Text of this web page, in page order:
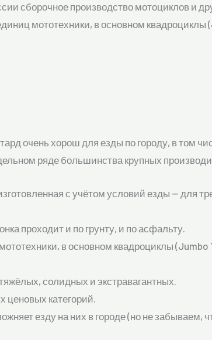
сборочное производство мотоциклов и
мототехники, в основном квадроциклы
очень хорош для езды по городу, в том
ряде большинства крупных
с учётом условий езды — для
проходит и по грунту, и по асфальту.
в основном квадроциклы (Jumbo
солидных и экстравагантных.
ценовых категорий.
езду на них в городе (но не забываем,